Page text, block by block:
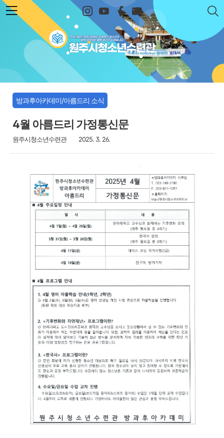
본문 바로가기
원주시청소년수련관
방과후아카데미/아름드리 소식
4월 아름드리 가정통신문
원주시청소년수련관 2025. 3. 26.